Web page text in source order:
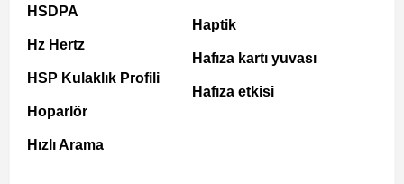
HSDPA
Hz Hertz
HSP Kulaklık Profili
Hoparlör
Hızlı Arama
Haptik
Hafıza kartı yuvası
Hafıza etkisi